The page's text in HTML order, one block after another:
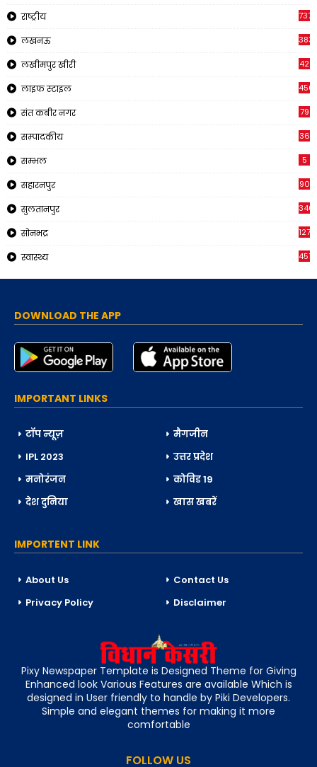
राष्ट्रीय 7376
लखनऊ
लखीमपुर खीरी 42
लाइफ स्टाइल 456
संत कबीर नगर 79
सम्पादकीय 36
सम्भल 5
सहारनपुर 90
सुलतानपुर 340
सोनभद्र 1271
स्वास्थ्य 451
DOWNLOAD THE APP
IMPORTANT LINKS
टॉप न्यूज़
मैगजीन
IPL 2023
उत्तर प्रदेश
मनोरंजन
कोविड 19
देश दुनिया
खास खबरें
IMPORTENT LINK
About Us
Contact Us
Privacy Policy
Disclaimer
Pixy Newspaper Template is Designed Theme for Giving
Enhanced look Various Features are available Which is
designed in User friendly to handle by Piki Developers.
Simple and elegant themes for making it more
comfortable
FOLLOW US